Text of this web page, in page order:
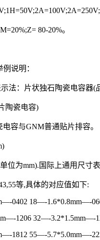
80-20%。
说明：
法：片状独石陶瓷电容器(
陶瓷电容)
容与GNM普通贴片排容。
位为mm).国际上通用尺寸
等,具体的对应值如下:
0402 18—-1.6*0.8mm—-
1206 32—-3.2*1.5mm—-
1812 55—-5.7*5.0mm—-